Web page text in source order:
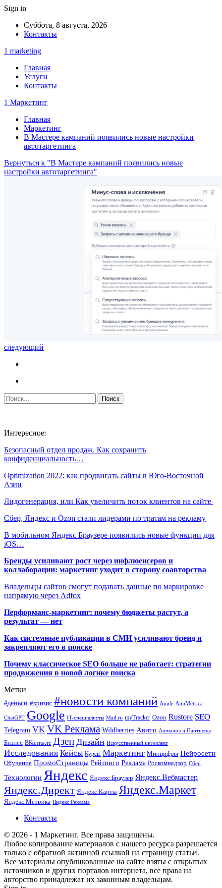
Sign in
Суббота, 8 августа, 2026
Контакты
1 marketing
Главная
Услуги
Контакты
1 Маркетинг
Главная
Маркетинг
В Мастере кампаний появились новые настройки
автотаргетинга
Вернуться к "В Мастере кампаний появились новые
настройки автотаргетинга"
следующий
Интересное:
Безопасный отдел продаж. Как сохранить
конфиденциальность…
Optimization 2022: как продвигать сайты в Юго-Восточной
Азии
Лидогенерация, или Как увеличить поток клиентов на сайте
Сбер, Яндекс и Ozon стали лидерами по тратам на рекламу
В мобильном Яндекс Браузере появились новые функции для
iOS…
Бренды усиливают рост через инфлюенсеров и
коллаборации: маркетинг уходит в сторону соавторства
Владельцы сайтов смогут подавать данные по маркировке
напрямую через Adfox
Перформанс-маркетинг: почему бюджеты растут, а
результат — нет
Как системные публикации в СМИ усиливают бренд и
закрепляют его в поиске
Почему классическое SEO больше не работает: стратегии
продвижения в новой логике поиска
Метки
#деньги #кризис #новости компаний Apple AppMetrica
ChatGPT Google IT-специалисты Mail.ru myTracker Ozon Rustore SEO
Telegram VK VK Реклама Wildberries Авито Ашманов и Партнеры
Бизнес ВКонтакте Дзен Дизайн Искусственный интеллект
Исследования Кейсы Курсы Маркетинг Минцифры Нейросети
Обучение ПромоСтраницы Рейтинги Реклама Роскомнадзор Сбер
Технологии Яндекс Яндекс.Браузер Яндекс.Вебмастер
Яндекс.Директ Яндекс.Карты Яндекс.Маркет
Яндекс.Метрика Яндекс Реклама
Контакты
© 2026 - 1 Маркетинг. Все права защищены.
Любое копирование материалов с нашего ресурса разрешается
только с обратной активной ссылкой на страницу статьи.
Все материалы опубликованные на сайте взяты с открытых
источников и других порталов интернета, все права на
авторство принадлежат их законным владельцам.